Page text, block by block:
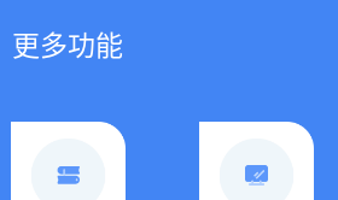
更多功能